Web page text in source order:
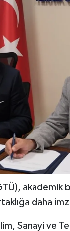
akademik
daha
Sanayi ve